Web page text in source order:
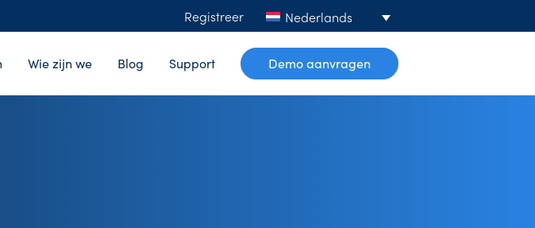
Registreer Nederlands
Wie zijn we Blog Support Demo aanvragen